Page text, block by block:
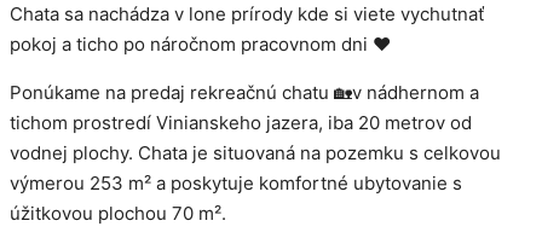
Chata sa nachádza v lone prírody kde si viete vychutnať
pokoj a ticho po náročnom pracovnom dni ❤️
Ponúkame na predaj rekreačnú chatu 🏡v nádhernom a
tichom prostredí Vinianskeho jazera, iba 20 metrov od
vodnej plochy. Chata je situovaná na pozemku s celkovou
výmerou 253 m² a poskytuje komfortné ubytovanie s
úžitkovou plochou 70 m².